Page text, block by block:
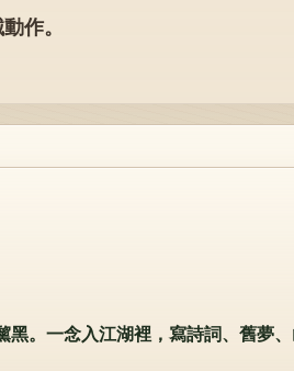
作。
黑。一念入江湖裡，寫詩詞、舊夢